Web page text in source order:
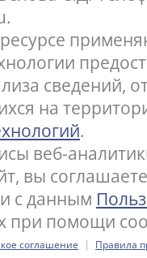
сведений,
на
.
веб-
вы
с данным
при помощи
соглашение | Правила